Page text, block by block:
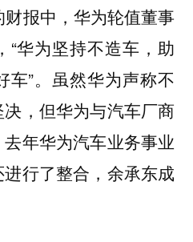
报中，华为轮值董事
“华为坚持不造车，助
车”。虽然华为声称不
，但华为与汽车厂商
年华为汽车业务事业
行了整合，余承东成